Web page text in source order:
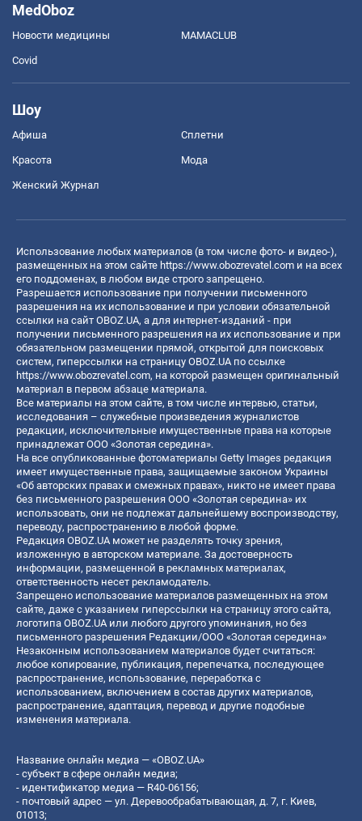
MedOboz
Новости медицины MAMACLUB
Covid
Шоу
Афиша Сплетни
Красота Мода
Женский Журнал
Использование любых материалов (в том числе фото- и видео-),
размещенных на этом сайте https://www.obozrevatel.com и на всех
его поддоменах, в любом виде строго запрещено.
Разрешается использование при получении письменного
разрешения на их использование и при условии обязательной
ссылки на сайт OBOZ.UA, а для интернет-изданий - при
получении письменного разрешения на их использование и при
обязательном размещении прямой, открытой для поисковых
систем, гиперссылки на страницу OBOZ.UA по ссылке
https://www.obozrevatel.com, на которой размещен оригинальный
материал в первом абзаце материала.
Все материалы на этом сайте, в том числе интервью, статьи,
исследования – служебные произведения журналистов
редакции, исключительные имущественные права на которые
принадлежат ООО «Золотая середина».
На все опубликованные фотоматериалы Getty Images редакция
имеет имущественные права, защищаемые законом Украины
«Об авторских правах и смежных правах», никто не имеет права
без письменного разрешения ООО «Золотая середина» их
использовать, они не подлежат дальнейшему воспроизводству,
переводу, распространению в любой форме.
Редакция OBOZ.UA может не разделять точку зрения,
изложенную в авторском материале. За достоверность
информации, размещенной в рекламных материалах,
ответственность несет рекламодатель.
Запрещено использование материалов размещенных на этом
сайте, даже с указанием гиперссылки на страницу этого сайта,
логотипа OBOZ.UA или любого другого упоминания, но без
письменного разрешения Редакции/ООО «Золотая середина»
Незаконным использованием материалов будет считаться:
любое копирование, публикация, перепечатка, последующее
распространение, использование, переработка с
использованием, включением в состав других материалов,
распространение, адаптация, перевод и другие подобные
изменения материала.
Название онлайн медиа — «OBOZ.UA»
- субъект в сфере онлайн медиа;
- идентификатор медиа — R40-06156;
- почтовый адрес — ул. Деревообрабатывающая, д. 7, г. Киев,
01013;